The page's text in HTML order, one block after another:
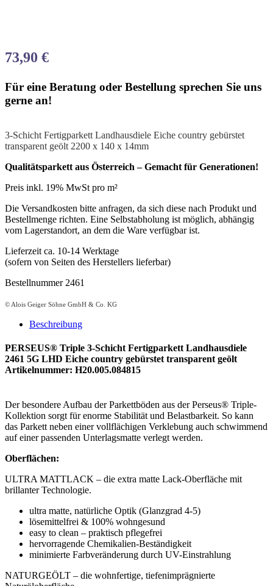
73,90 €
Für eine Beratung oder Bestellung sprechen Sie uns
gerne an!
3-Schicht Fertigparkett Landhausdiele Eiche country gebürstet
transparent geölt 2200 x 140 x 14mm
Qualitätsparkett aus Österreich – Gemacht für Generationen!
Preis inkl. 19% MwSt pro m²
Die Versandkosten bitte anfragen, da sich diese nach Produkt und
Bestellmenge richten. Eine Selbstabholung ist möglich, abhängig
vom Lagerstandort, an dem die Ware verfügbar ist.
Lieferzeit ca. 10-14 Werktage
(sofern von Seiten des Herstellers lieferbar)
Bestellnummer 2461
© Alois Geiger Söhne GmbH & Co. KG
Beschreibung
PERSEUS® Triple 3-Schicht Fertigparkett Landhausdiele
2461 5G LHD Eiche country gebürstet transparent geölt
Artikelnummer: H20.005.084815
Der besondere Aufbau der Parkettböden aus der Perseus® Triple-
Kollektion sorgt für enorme Stabilität und Belastbarkeit. So kann
das Parkett neben einer vollflächigen Verklebung auch schwimmend
auf einer passenden Unterlagsmatte verlegt werden.
Oberflächen:
ULTRA MATTLACK – die extra matte Lack-Oberfläche mit
brillanter Technologie.
ultra matte, natürliche Optik (Glanzgrad 4-5)
lösemittelfrei & 100% wohngesund
easy to clean – praktisch pflegefrei
hervorragende Chemikalien-Beständigkeit
minimierte Farbveränderung durch UV-Einstrahlung
NATURGEÖLT – die wohnfertige, tiefenimprägnierte